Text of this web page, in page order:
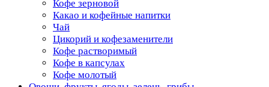
Кофе зерновой
Какао и кофейные напитки
Чай
Цикорий и кофезаменители
Кофе растворимый
Кофе в капсулах
Кофе молотый